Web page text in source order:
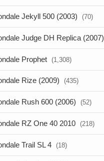
Jekyll 500 (2003) (70)
Judge DH Replica (2007)
Prophet (1,308)
Rize (2009) (435)
Rush 600 (2006) (52)
RZ One 40 2010 (218)
Trail SL 4 (18)